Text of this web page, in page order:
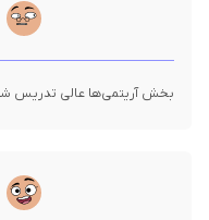
بخش آریتمی‌ها عالی تدریس